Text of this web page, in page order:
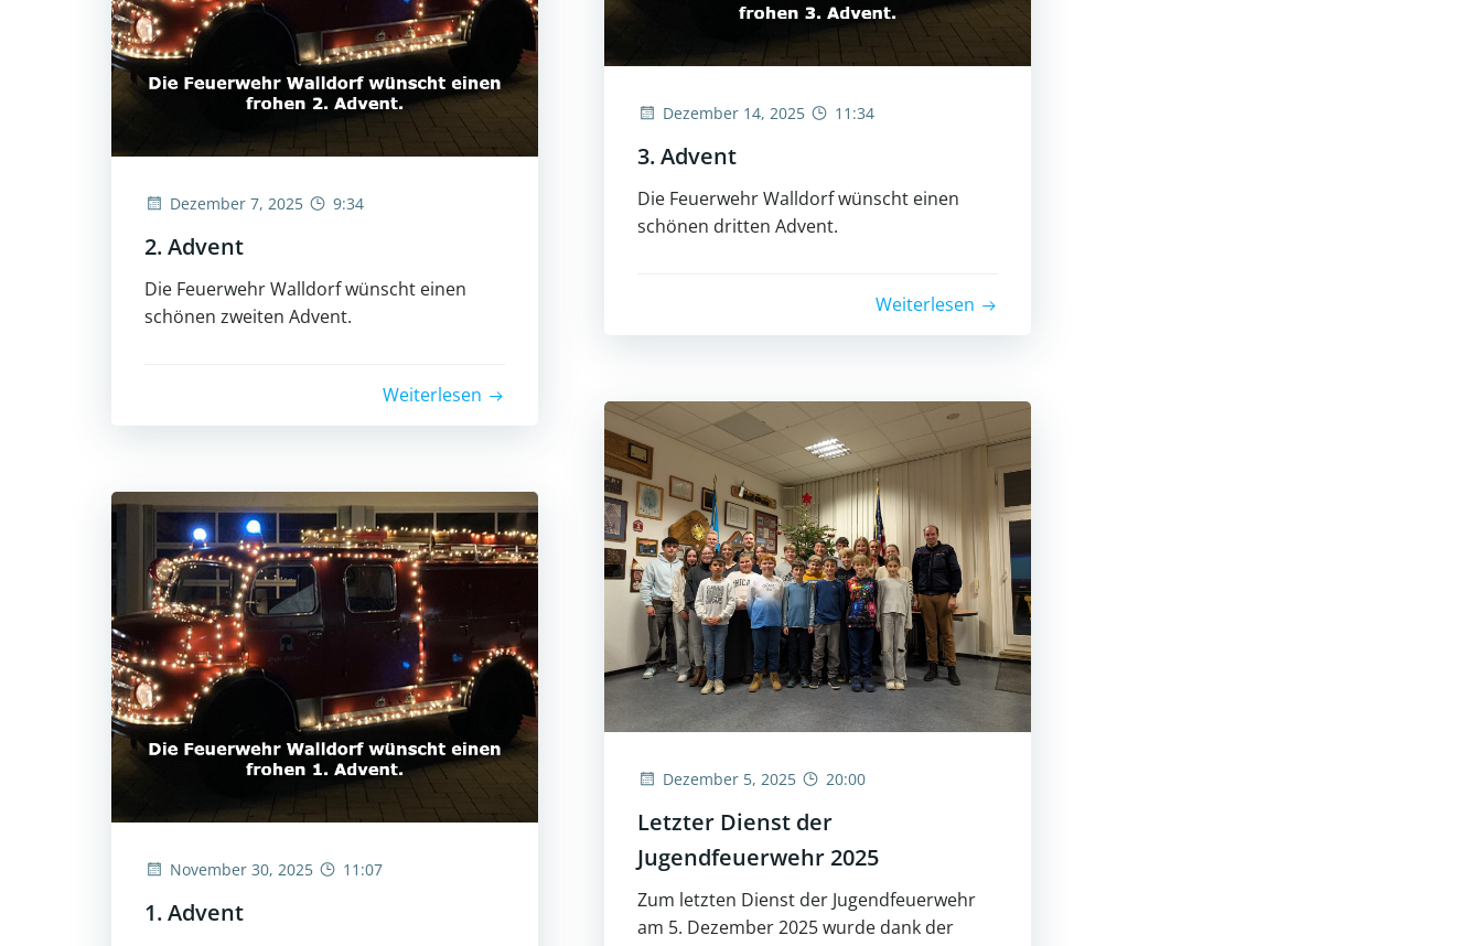
Dezember 14, 2025 11:34
3. Advent
Die Feuerwehr Walldorf wünscht einen
schönen dritten Advent.
Weiterlesen
Dezember 7, 2025 9:34
2. Advent
Die Feuerwehr Walldorf wünscht einen
schönen zweiten Advent.
Weiterlesen
Dezember 5, 2025 20:00
Letzter Dienst der
Jugendfeuerwehr 2025
Zum letzten Dienst der Jugendfeuerwehr
am 5. Dezember 2025 wurde dank der
November 30, 2025 11:07
1. Advent